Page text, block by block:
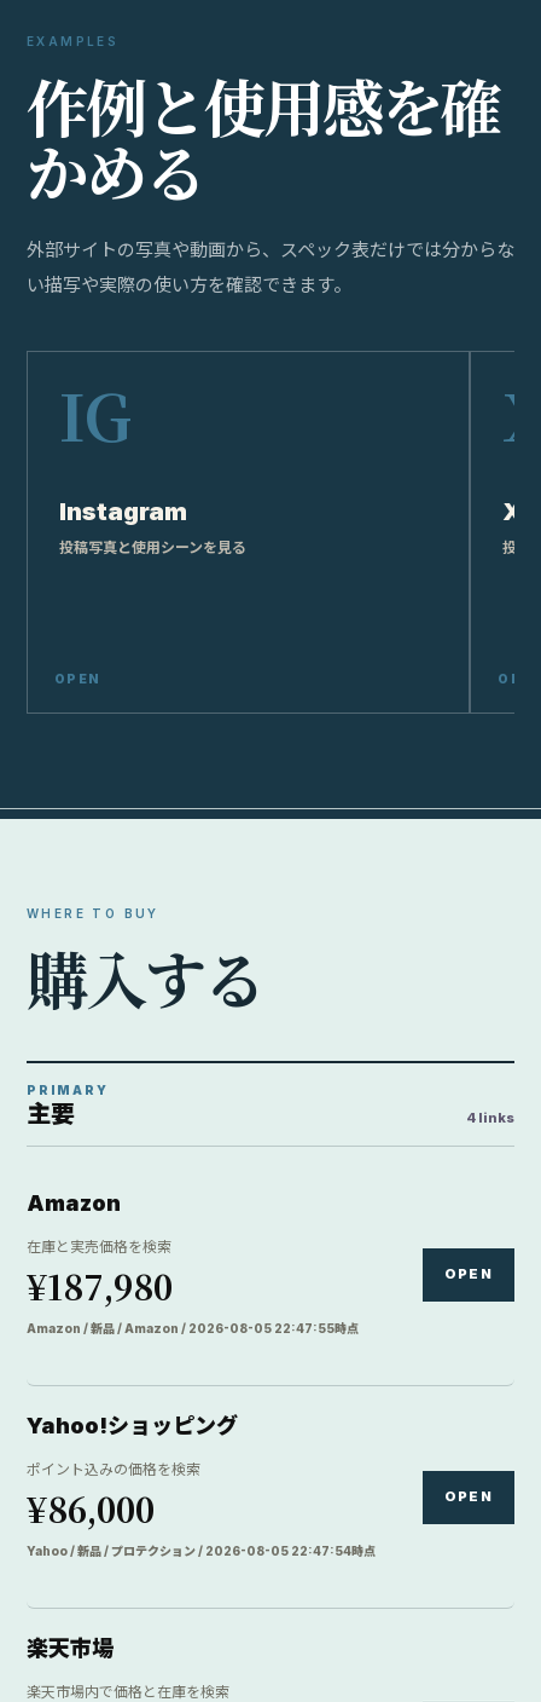
EXAMPLES
作例と使用感を確
かめる
外部サイトの写真や動画から、スペック表だけでは分からな
い描写や実際の使い方を確認できます。
Instagram
投稿写真と使用シーンを見る
X
投稿
WHERE TO BUY
購入する
PRIMARY
主要 4 links
Amazon
在庫と実売価格を検索
¥187,980
Amazon / 新品 / Amazon / 2026-08-05 22:47:55時点
OPEN
Yahoo!ショッピング
ポイント込みの価格を検索
¥86,000
Yahoo / 新品 / プロテクション / 2026-08-05 22:47:54時点
OPEN
楽天市場
楽天市場内で価格と在庫を検索